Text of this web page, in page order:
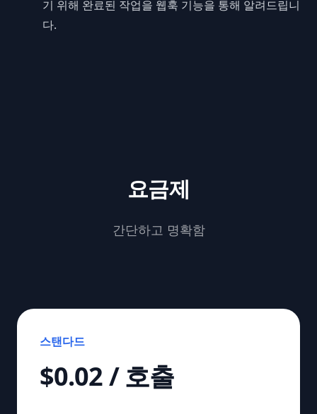
기 위해 완료된 작업을 웹훅 기능을 통해 알려드립니
다.
요금제
간단하고 명확함
스탠다드
$0.02 / 호출